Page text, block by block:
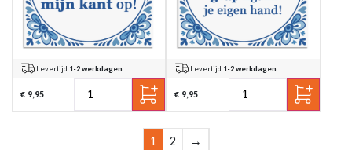
Levertijd 1-2 werkdagen
€ 9,95
Levertijd 1-2 werkdagen
€ 9,95
1 2 →